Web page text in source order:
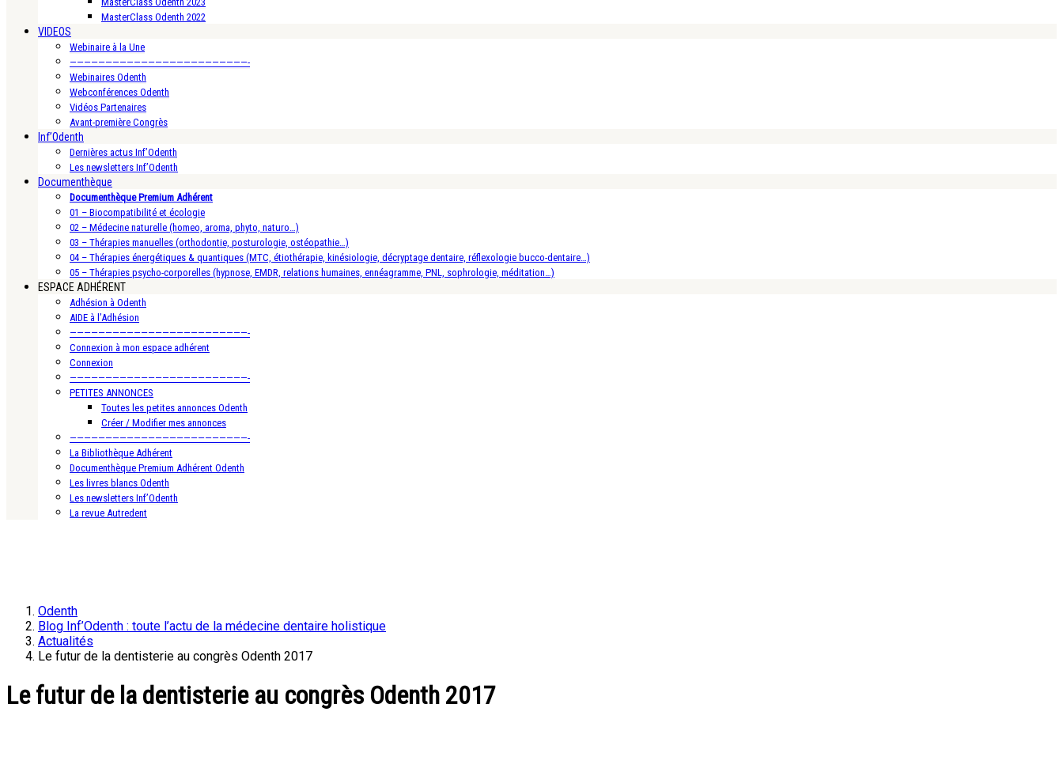
MasterClass Odenth 2022
VIDEOS
Webinaire à la Une
—————————————————————————-
Webinaires Odenth
Webconférences Odenth
Vidéos Partenaires
Avant-première Congrès
Inf’Odenth
Dernières actus Inf’Odenth
Les newsletters Inf’Odenth
Documenthèque
Documenthèque Premium Adhérent
01 – Biocompatibilité et écologie
02 – Médecine naturelle (homeo, aroma, phyto, naturo…)
03 – Thérapies manuelles (orthodontie, posturologie, ostéopathie…)
04 – Thérapies énergétiques & quantiques (MTC, étiothérapie, kinésiologie, décryptage dentaire, réflexologie bucco-dentaire…)
05 – Thérapies psycho-corporelles (hypnose, EMDR, relations humaines, ennéagramme, PNL, sophrologie, méditation…)
ESPACE ADHÉRENT
Adhésion à Odenth
AIDE à l’Adhésion
—————————————————————————-
Connexion à mon espace adhérent
Connexion
—————————————————————————-
PETITES ANNONCES
Toutes les petites annonces Odenth
Créer / Modifier mes annonces
—————————————————————————-
La Bibliothèque Adhérent
Documenthèque Premium Adhérent Odenth
Les livres blancs Odenth
Les newsletters Inf’Odenth
La revue Autredent
Odenth
Blog Inf’Odenth : toute l’actu de la médecine dentaire holistique
Actualités
Le futur de la dentisterie au congrès Odenth 2017
Le futur de la dentisterie au congrès Odenth 2017